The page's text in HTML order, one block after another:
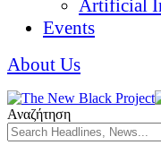
Artificial
Events
About Us
Αναζήτηση